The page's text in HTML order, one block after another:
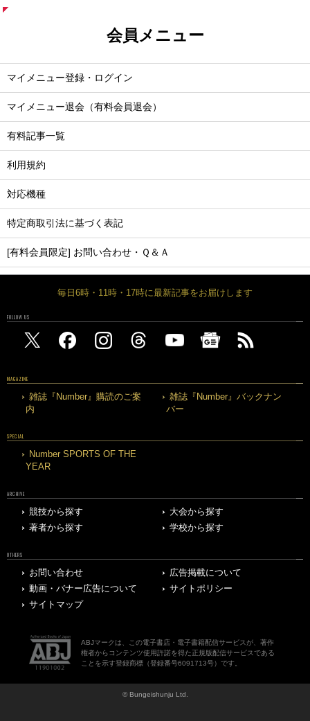
会員メニュー
マイメニュー登録・ログイン
マイメニュー退会（有料会員退会）
有料記事一覧
利用規約
対応機種
特定商取引法に基づく表記
[有料会員限定] お問い合わせ・Ｑ＆Ａ
毎日6時・11時・17時に最新記事をお届けします
FOLLOW US
MAGAZINE
雑誌『Number』購読のご案
内
雑誌『Number』バックナン
バー
SPECIAL
Number SPORTS OF THE
YEAR
ARCHIVE
競技から探す
大会から探す
著者から探す
学校から探す
OTHERS
お問い合わせ
広告掲載について
動画・バナー広告について
サイトポリシー
サイトマップ
ABJマークは、この電子書店・電子書籍配信サービスが、著作
権者からコンテンツ使用許諾を得た正規版配信サービスである
ことを示す登録商標（登録番号6091713号）です。
© Bungeishunju Ltd.